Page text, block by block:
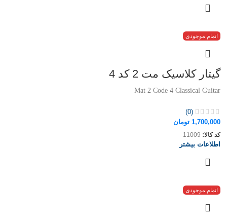
اتمام موجودی
گیتار کلاسیک مت 2 کد 4
Mat 2 Code 4 Classical Guitar
(0)
1,700,000 تومان
کد کالا: 11009
اطلاعات بیشتر
اتمام موجودی